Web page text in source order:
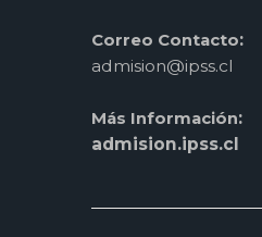
Correo Contacto:
admision@ipss.cl
Más Información:
admision.ipss.cl